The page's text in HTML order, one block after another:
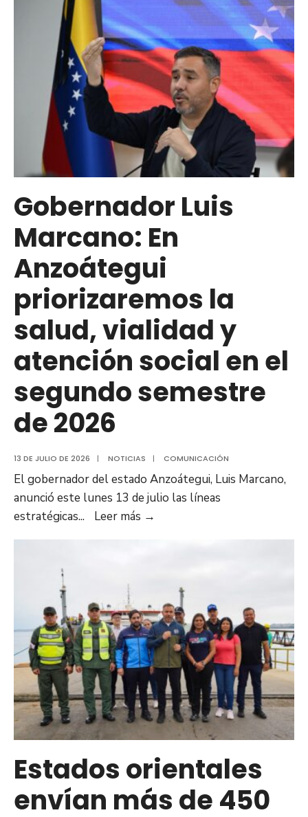
cargamento
de
30
toneladas
de
ayuda
humanitaria
juguetes
para
familias
afectadas
por
sismos
en
región
central
Gobernador Luis
Marcano: En
Anzoátegui
priorizaremos la
salud, vialidad y
atención social en el
segundo semestre
de 2026
13 DE JULIO DE 2026 | NOTICIAS | COMUNICACIÓN
El gobernador del estado Anzoátegui, Luis Marcano,
anunció este lunes 13 de julio las líneas
estratégicas... Leer más →
Anzoátegui
priorizaremos
la
salud,
vialidad
y
atención
social
en
el
segundo
semestre
de
Estados orientales
envían más de 450